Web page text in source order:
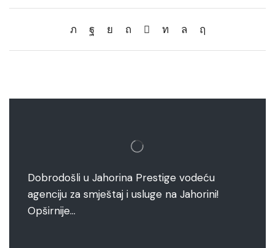
Dobrodošli u Jahorina Prestige vodeću
agenciju za smještaj i usluge na Jahorini!
Opširnije…